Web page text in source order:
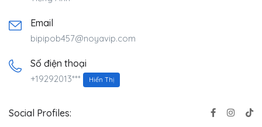
Email
bipipob457@noyavip.com
Số điện thoại
+19292013*** Hiển Thị
Social Profiles: